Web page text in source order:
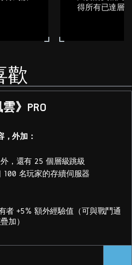
得所有已達層
歡
》PRO
，外加：
，還有 25 個層級跳級
100 名玩家的存續伺服器
者 +5% 額外經驗值（可與戰鬥通
加）